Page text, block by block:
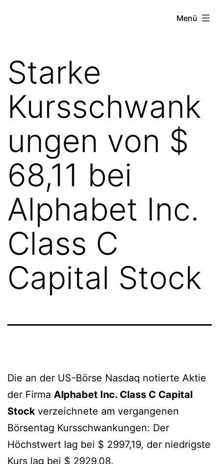
project
Menü
Starke
Kursschwank
ungen von $
68,11 bei
Alphabet Inc.
Class C
Capital Stock
Die an der US-Börse Nasdaq notierte Aktie
der Firma Alphabet Inc. Class C Capital
Stock verzeichnete am vergangenen
Börsentag Kursschwankungen: Der
Höchstwert lag bei $ 2997,19, der niedrigste
Kurs lag bei $ 2929,08.